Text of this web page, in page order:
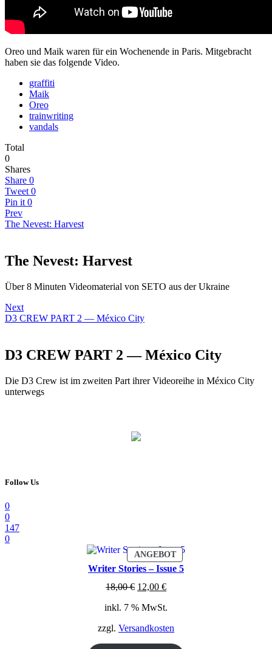
Oreo und Maik waren für ein Wochenende in Paris. Mitgebracht
haben sie das folgende Video.
graffiti
Maik
Oreo
trainwriting
vandals
Total
0
Shares
Share 0
Tweet 0
Pin it 0
Prev
The Nevest: Harvest
The Nevest: Harvest
Über 8 Minuten Videomaterial von SETO aus der Ukraine
Next
D3 CREW PART 2 — México City
D3 CREW PART 2 — México City
Die D3 Crew ist im zweiten Part ihrer Videoreihe in México City
unterwegs
Follow Us
0
0
147
0
ANGEBOTPRODUKT
IM
ANGEBOT
Writer Stories – Issue 5
18,00€ Ursprünglicher
war:
12,00 €Aktueller
ist:
inkl. 7 % MwSt.
zzgl. Versandkosten